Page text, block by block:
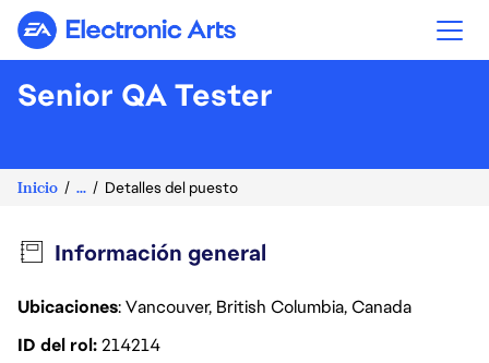
Electronic Arts
Senior QA Tester
Inicio ... Detalles del puesto
Información general
Ubicaciones: Vancouver, British Columbia, Canada
ID del rol214214